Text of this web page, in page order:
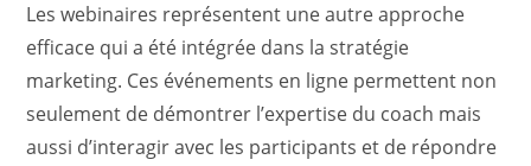
Les webinaires représentent une autre approche
efficace qui a été intégrée dans la stratégie
marketing. Ces événements en ligne permettent non
seulement de démontrer l’expertise du coach mais
aussi d’interagir avec les participants et de répondre